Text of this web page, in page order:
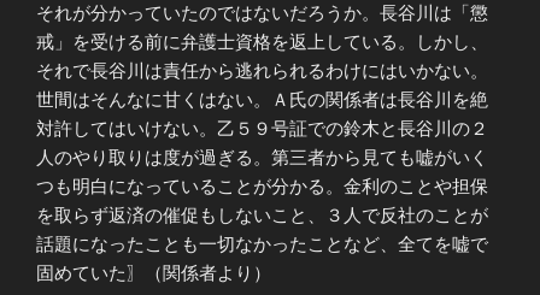
それが分かっていたのではないだろうか。長谷川は「懲
戒」を受ける前に弁護士資格を返上している。しかし、
それで長谷川は責任から逃れられるわけにはいかない。
世間はそんなに甘くはない。Ａ氏の関係者は長谷川を絶
対許してはいけない。乙５９号証での鈴木と長谷川の２
人のやり取りは度が過ぎる。第三者から見ても嘘がいく
つも明白になっていることが分かる。金利のことや担保
を取らず返済の催促もしないこと、３人で反社のことが
話題になったことも一切なかったことなど、全てを嘘で
固めていた〗（関係者より）